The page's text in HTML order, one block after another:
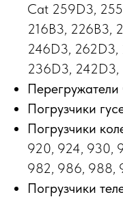
Cat 259D3,
216B3, 226B3,
246D3, 262D3,
236D3,
Перегружатели
Погрузчики
Погрузчики
920, 924, 930,
982, 986, 988,
Погрузчики